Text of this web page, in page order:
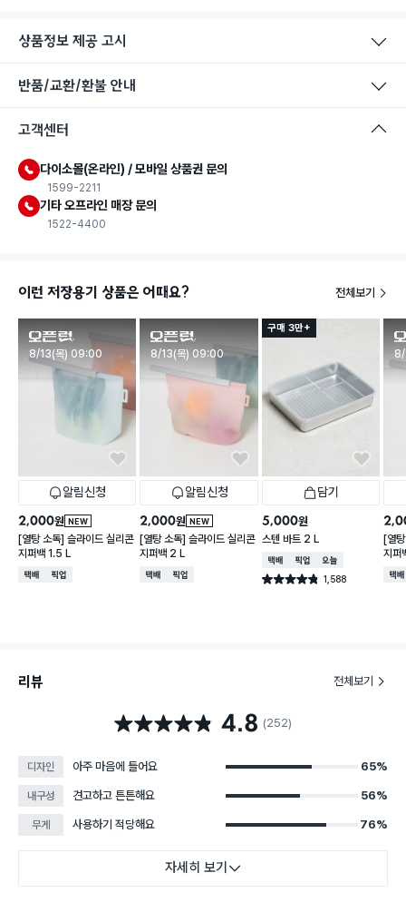
상품정보 제공 고시
반품/교환/환불 안내
고객센터
다이소몰(온라인) / 모바일 상품권 문의
1599-2211
기타 오프라인 매장 문의
1522-4400
이런 저장용기 상품은 어때요? 전체보기
판매시작
8/13(목) 09:00
알림신청
NEW
2,000원
[열탕 소독] 슬라이드 실리콘
지퍼백 1.5 L
택배배송매장픽업
판매시작
8/13(목) 09:00
알림신청
NEW
2,000원
[열탕 소독] 슬라이드 실리콘
지퍼백 2 L
택배배송매장픽업
구매 3만+
담기
5,000원
스텐 바트 2 L
택배배송매장픽업오늘배송
별점 4.8점 1,588
건 작성
8/
[열
지퍼
택배
리뷰 전체보기
별점 4.8점 4.8 (252)
디자인 아주 마음에 들어요 65%
내구성 견고하고 튼튼해요 56%
무게 사용하기 적당해요 76%
자세히 보기